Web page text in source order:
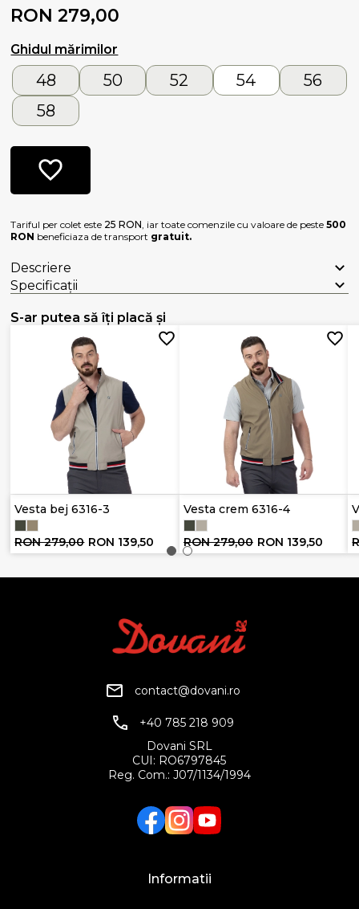
RON 279,00
Ghidul mărimilor
48 50 52 54
56
58
Tariful per colet este 25 RON, iar toate comenzile cu valoare de peste500
RON beneficiaza de transport gratuit.
Descriere
Specificații
S-ar putea să îți placă și
Vesta bej 6316-3
RON 279,00 RON 139,50
Vesta crem 6316-4
RON 279,00 RON 139,50
contact@dovani.ro
+40 785 218 909
Dovani SRL
CUI: RO6797845
Reg. Com.: J07/1134/1994
Facebook
TwitterYouTube
Informatii